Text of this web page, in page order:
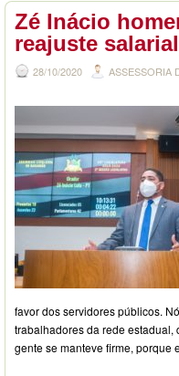
Zé Inácio
reajuste
28/10/2020 ASSESSORIA
favor dos servidores públicos.
trabalhadores da rede estadual,
gente se manteve firme, porque